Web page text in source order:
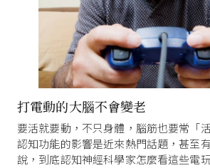
打電動的大腦不會變老
要活就要動，不只身體，腦筋也要常「
認知功能的影響是近來熱門話題，甚至
說，到底認知神經科學家怎麼看這些電